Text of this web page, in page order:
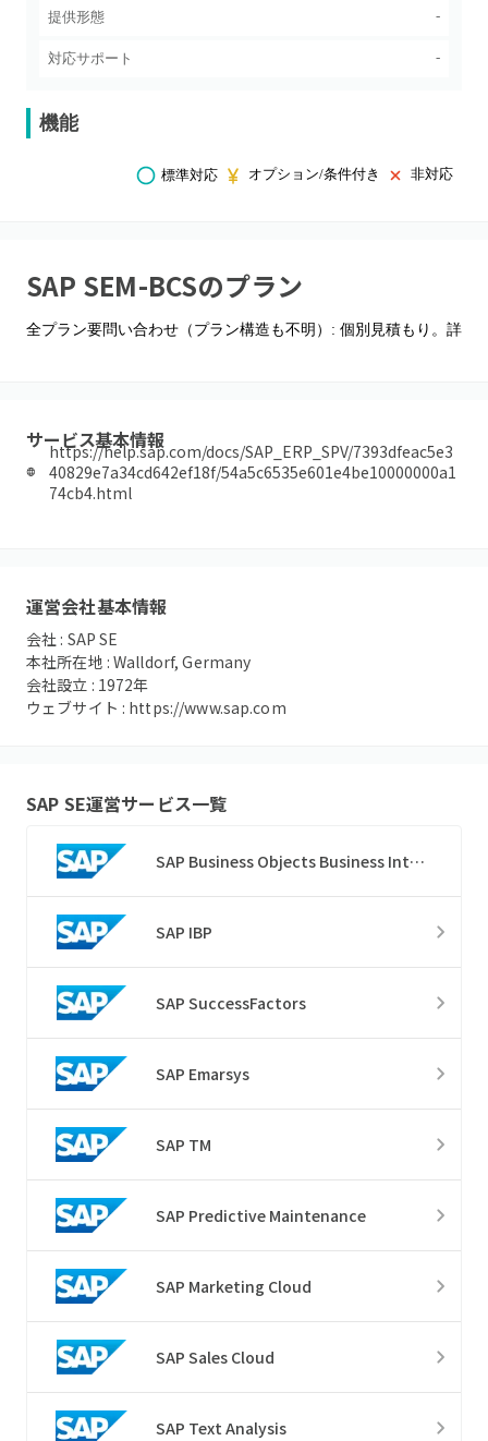
提供形態 -
対応サポート -
機能
標準対応 オプション/条件付き 非対応
SAP SEM-BCSのプラン
全プラン要問い合わせ（プラン構造も不明）: 個別見積もり。詳細
サービス基本情報
https://help.sap.com/docs/SAP_ERP_SPV/7393dfeac5e3
40829e7a34cd642ef18f/54a5c6535e601e4be10000000a1
74cb4.html
運営会社基本情報
会社 : SAP SE
本社所在地 :Walldorf, Germany
会社設立 : 1972年
ウェブサイト : https://www.sap.com
SAP SE運営サービス一覧
SAP Business Objects Business Intelligence
SAP IBP
SAP SuccessFactors
SAP Emarsys
SAP TM
SAP Predictive Maintenance
SAP Marketing Cloud
SAP Sales Cloud
SAP Text Analysis